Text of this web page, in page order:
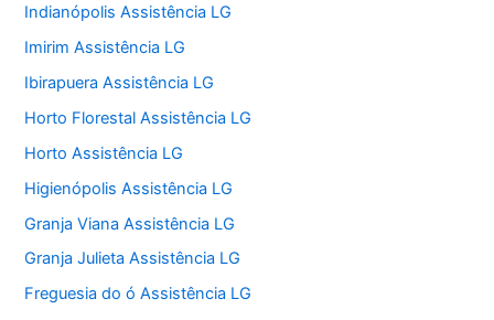
Indianópolis Assistência LG
Imirim Assistência LG
Ibirapuera Assistência LG
Horto Florestal Assistência LG
Horto Assistência LG
Higienópolis Assistência LG
Granja Viana Assistência LG
Granja Julieta Assistência LG
Freguesia do ó Assistência LG